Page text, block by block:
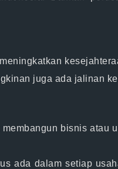
juga ada jalinan
bisnis atau
ada dalam setiap